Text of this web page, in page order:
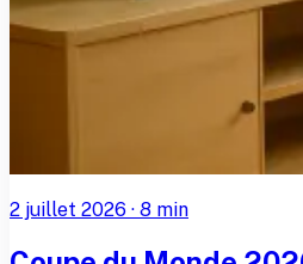
2 juillet 2026 · 8 min